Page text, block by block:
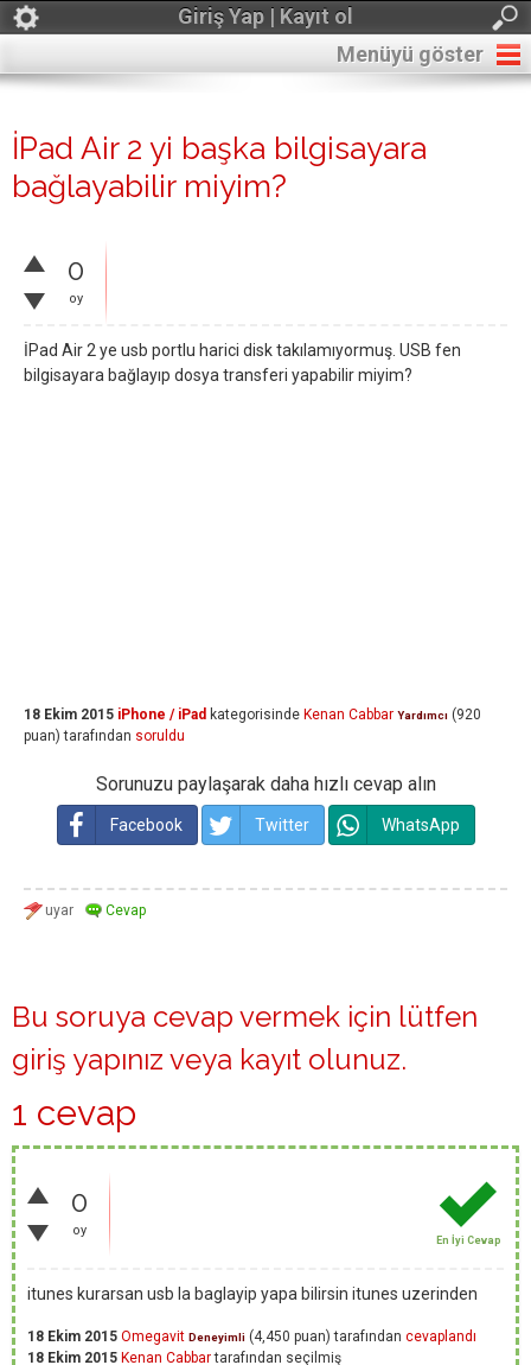
Giriş Yap | Kayıt ol
Menüyü göster
İPad Air 2 yi başka bilgisayara
bağlayabilir miyim?
0
oy
İPad Air 2 ye usb portlu harici disk takılamıyormuş. USB fen
bilgisayara bağlayıp dosya transferi yapabilir miyim?
18 Ekim 2015 iPhone / iPad kategorisinde Kenan Cabbar Yardımcı (920
puan) tarafından soruldu
Sorunuzu paylaşarak daha hızlı cevap alın
Facebook Twitter WhatsApp
Bu soruya cevap vermek için lütfen
giriş yapınız veya kayıt olunuz.
1 cevap
0
oy
En İyi Cevap
itunes kurarsan usb la baglayip yapa bilirsin itunes uzerinden
18 Ekim 2015 Omegavit Deneyimli (4,450 puan) tarafından cevaplandı
18 Ekim 2015 Kenan Cabbartarafından seçilmiş